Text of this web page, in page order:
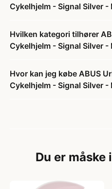
Cykelhjelm - Signal Silver -
Hvilken kategori tilhører
Cykelhjelm - Signal Silver -
Hvor kan jeg købe ABUS
Cykelhjelm - Signal Silver -
Du er måske